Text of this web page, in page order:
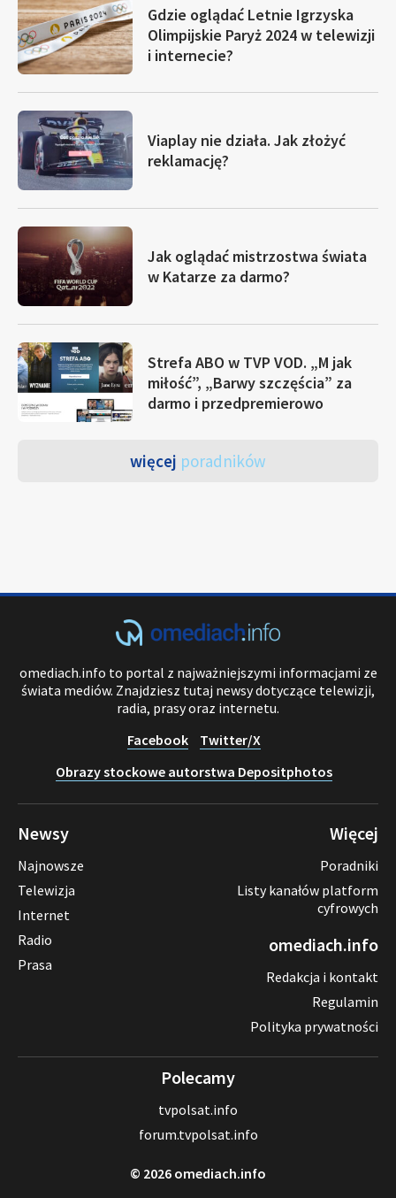
Gdzie oglądać Letnie Igrzyska
Olimpijskie Paryż 2024 w telewizji
i internecie?
Viaplay nie działa. Jak złożyć
reklamację?
Jak oglądać mistrzostwa świata
w Katarze za darmo?
Strefa ABO w TVP VOD. „M jak
miłość”, „Barwy szczęścia” za
darmo i przedpremierowo
więcej poradników
omediach.info to portal z najważniejszymi informacjami ze
świata mediów. Znajdziesz tutaj newsy dotyczące telewizji,
radia, prasy oraz internetu.
Facebook
Twitter/X
Obrazy stockowe autorstwa Depositphotos
Newsy
Najnowsze
Telewizja
Internet
Radio
Prasa
Więcej
Poradniki
Listy kanałów platform
cyfrowych
omediach.info
Redakcja i kontakt
Regulamin
Polityka prywatności
Polecamy
tvpolsat.info
forum.tvpolsat.info
© 2026 omediach.info